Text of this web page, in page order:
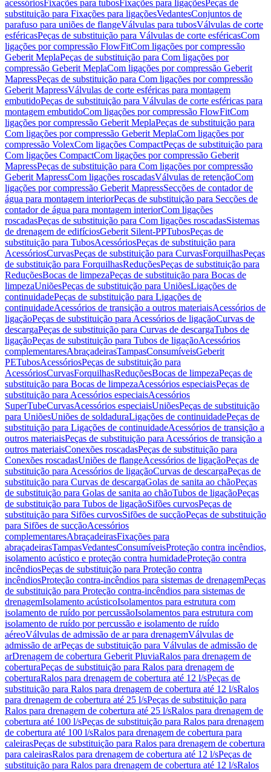
acessóriosFixações para tubosFixações para ligaçõesPeças de
substituição para Fixações para ligaçõesVedantesConjuntos de
parafuso para uniões de flangeVálvulas para tubosVálvulas de corte
esféricasPeças de substituição para Válvulas de corte esféricasCom
ligações por compressão FlowFitCom ligações por compressão
Geberit MeplaPeças de substituição para Com ligações por
compressão Geberit MeplaCom ligações por compressão Geberit
MapressPeças de substituição para Com ligações por compressão
Geberit MapressVálvulas de corte esféricas para montagem
embutidoPeças de substituição para Válvulas de corte esféricas para
montagem embutidoCom ligações por compressão FlowFitCom
ligações por compressão Geberit MeplaPeças de substituição para
Com ligações por compressão Geberit MeplaCom ligações por
compressão VolexCom ligações CompactPeças de substituição para
Com ligações CompactCom ligações por compressão Geberit
MapressPeças de substituição para Com ligações por compressão
Geberit MapressCom ligações roscadasVálvulas de retençãoCom
ligações por compressão Geberit MapressSecções de contador de
água para montagem interiorPeças de substituição para Secções de
contador de água para montagem interiorCom ligações
roscadasPeças de substituição para Com ligações roscadasSistemas
de drenagem de edifíciosGeberit Silent-PPTubosPeças de
substituição para TubosAcessóriosPeças de substituição para
AcessóriosCurvasPeças de substituição para CurvasForquilhasPeças
de substituição para ForquilhasReduçõesPeças de substituição para
ReduçõesBocas de limpezaPeças de substituição para Bocas de
limpezaUniõesPeças de substituição para UniõesLigações de
continuidadePeças de substituição para Ligações de
continuidadeAcessórios de transição a outros materiaisAcessórios de
ligaçãoPeças de substituição para Acessórios de ligaçãoCurvas de
descargaPeças de substituição para Curvas de descargaTubos de
ligaçãoPeças de substituição para Tubos de ligaçãoAcessórios
complementaresAbraçadeirasTampasConsumíveisGeberit
PETubosAcessóriosPeças de substituição para
AcessóriosCurvasForquilhasReduçõesBocas de limpezaPeças de
substituição para Bocas de limpezaAcessórios especiaisPeças de
substituição para Acessórios especiaisAcessórios
SuperTubeCurvasAcessórios especiaisUniõesPeças de substituição
para UniõesUniões de soldaduraLigações de continuidadePeças de
substituição para Ligações de continuidadeAcessórios de transição a
outros materiaisPeças de substituição para Acessórios de transição a
outros materiaisConexões roscadasPeças de substituição para
Conexões roscadasUniões de flangeAcessórios de ligaçãoPeças de
substituição para Acessórios de ligaçãoCurvas de descargaPeças de
substituição para Curvas de descargaGolas de sanita ao chãoPeças
de substituição para Golas de sanita ao chãoTubos de ligaçãoPeças
de substituição para Tubos de ligaçãoSifões curvosPeças de
substituição para Sifões curvosSifões de sucçãoPeças de substituição
para Sifões de sucçãoAcessórios
complementaresAbraçadeirasFixações para
abraçadeirasTampasVedantesConsumíveisProteção contra incêndios,
isolamento acústico e proteção contra humidadeProteção contra
incêndiosPeças de substituição para Proteção contra
incêndiosProteção contra-incêndios para sistemas de drenagemPeças
de substituição para Proteção contra-incêndios para sistemas de
drenagemIsolamento acústicoIsolamentos para estrutura com
isolamento de ruído por percussãoIsolamentos para estrutura com
isolamento de ruído por percussão e isolamento de ruído
aéreoVálvulas de admissão de ar para drenagemVálvulas de
admissão de arPeças de substituição para Válvulas de admissão de
arDrenagem de cobertura Geberit PluviaRalos para drenagem de
coberturaPeças de substituição para Ralos para drenagem de
coberturaRalos para drenagem de cobertura até 12 l/sPeças de
substituição para Ralos para drenagem de cobertura até 12 l/sRalos
para drenagem de cobertura até 25 l/sPeças de substituição para
Ralos para drenagem de cobertura até 25 l/sRalos para drenagem de
cobertura até 100 l/sPeças de substituição para Ralos para drenagem
de cobertura até 100 l/sRalos para drenagem de cobertura para
caleirasPeças de substituição para Ralos para drenagem de cobertura
para caleirasRalos para drenagem de cobertura até 12 l/sPeças de
substituição para Ralos para drenagem de cobertura até 12 l/sRalos